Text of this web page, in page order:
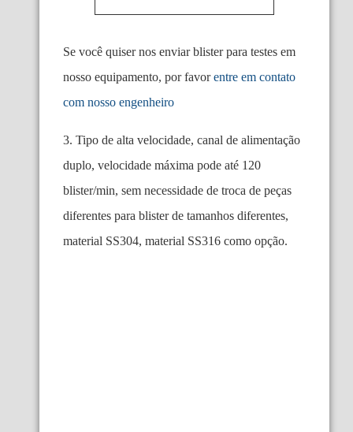
Se você quiser nos enviar blister para testes em
nosso equipamento, por favorentre em contato
com nosso engenheiro
3. Tipo de alta velocidade, canal de alimentação
duplo, velocidade máxima pode até 120
blister/min, sem necessidade de troca de peças
diferentes para blister de tamanhos diferentes,
material SS304, material SS316 como opção.